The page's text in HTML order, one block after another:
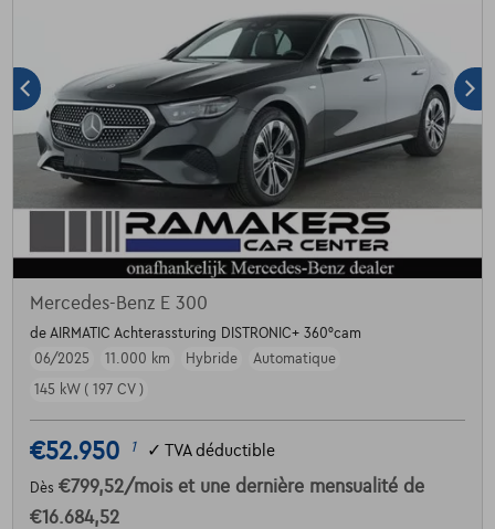
Mercedes-Benz E 300
de AIRMATIC Achterassturing DISTRONIC+ 360°cam
06/2025
11.000 km Hybride
Automatique
145 kW ( 197 CV )
€52.950 1 ✓ TVA déductible
Dès €799,52/mois et une dernière mensualité de
€16.684,52